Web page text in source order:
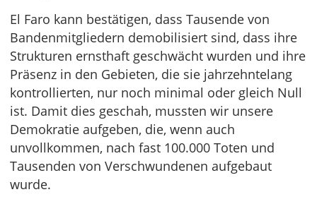
El Faro kann bestätigen, dass Tausende von
Bandenmitgliedern demobilisiert sind, dass ihre
Strukturen ernsthaft geschwächt wurden und ihre
Präsenz in den Gebieten, die sie jahrzehntelang
kontrollierten, nur noch minimal oder gleich Null
ist. Damit dies geschah, mussten wir unsere
Demokratie aufgeben, die, wenn auch
unvollkommen, nach fast 100.000 Toten und
Tausenden von Verschwundenen aufgebaut
wurde.